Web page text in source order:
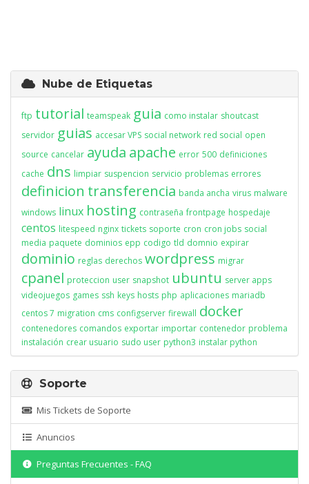
Nube de Etiquetas
ftp tutorial teamspeak guia como instalar shoutcast
servidor guias accesar VPS social network red social open
source cancelar ayuda apache error 500 definiciones
cache dns limpiar suspencion servicio problemas errores
definicion transferencia banda ancha virus malware
windows linux hosting contraseña frontpage hospedaje
centos litespeed nginx tickets soporte cron cron jobs social
media paquete dominios epp codigo tld domnio expirar
dominio reglas derechos wordpress migrar
cpanel proteccion user snapshot ubuntu server apps
videojuegos games ssh keys hosts php aplicaciones mariadb
centos 7 migration cms configserver firewall docker
contenedores comandos exportar importar contenedor problema
instalación crear usuario sudo user python3 instalar python
Soporte
Mis Tickets de Soporte
Anuncios
Preguntas Frecuentes - FAQ